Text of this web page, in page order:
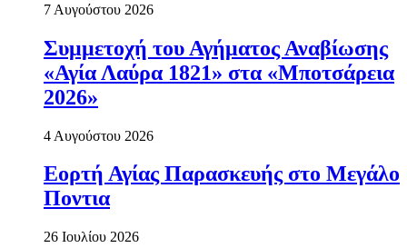
7 Αυγούστου 2026
Συμμετοχή του Αγήματος Αναβίωσης
«Αγία Λαύρα 1821» στα «Μποτσάρεια
2026»
4 Αυγούστου 2026
Εορτή Αγίας Παρασκευής στο Μεγάλο
Ποντια
26 Ιουλίου 2026